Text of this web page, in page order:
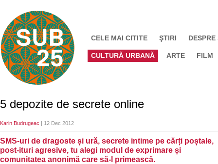
CELE MAI CITITE ŞTIRI DESPRE
CULTURĂ URBANĂ ARTE FILM
5 depozite de secrete online
Karin Budrugeac | 12 Dec 2012
SMS-uri de dragoste și ură, secrete intime pe cărți poștale,
post-ituri agresive, tu alegi modul de exprimare și
comunitatea anonimă care să-l primească.